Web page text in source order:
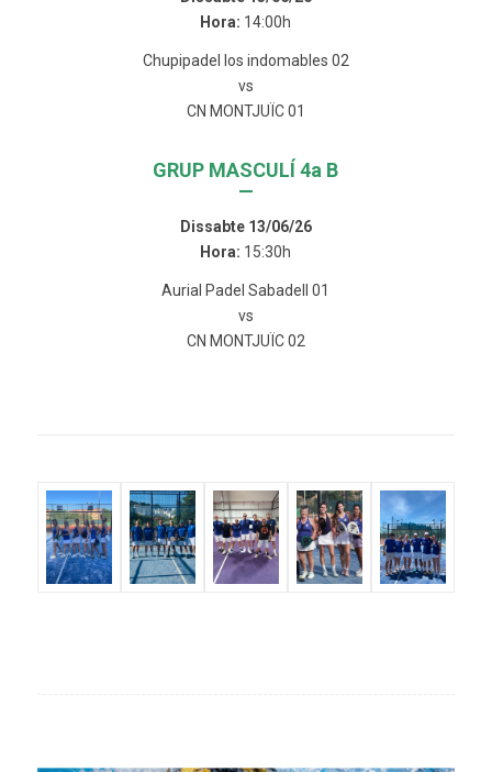
Hora: 14:00h
Chupipadel los indomables 02
vs
CN MONTJUÏC 01
GRUP MASCULÍ 4a B
—
Dissabte 13/06/26
Hora: 15:30h
Aurial Padel Sabadell 01
vs
CN MONTJUÏC 02